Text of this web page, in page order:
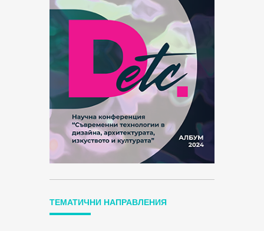
ТЕМАТИЧНИ НАПРАВЛЕНИЯ